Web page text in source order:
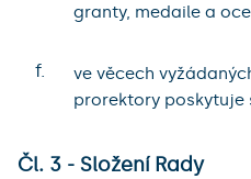
granty, medaile a
f.
ve věcech
prorektory poskytuje
Čl. 3 - Složení Rady